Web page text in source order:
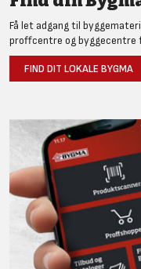
Få let adgang til
proffcentre og byggecentre
FIND DIT LOKALE BYGMA